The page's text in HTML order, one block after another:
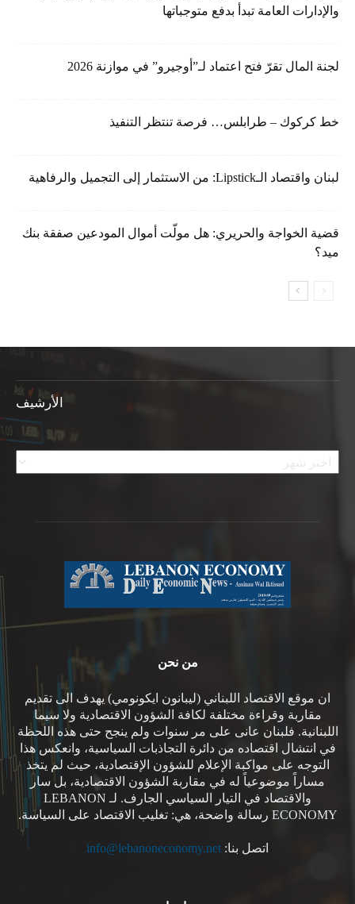
والإدارات العامة تبدأ بدفع متوجباتها
لجنة المال تقرّ فتح اعتماد لـ”أوجيرو” في موازنة 2026
خط كركوك – طرابلس… فرصة تنتظر التنفيذ
لبنان واقتصاد الـLipstick: من الاستثمار إلى التجميل والرفاهية
قضية الخواجة والحريري: هل مولّت أموال المودعين صفقة بنك
ميد؟
الأرشيف
الأرشيف
من نحن
ان موقع الاقتصاد اللبناني (ليبانون ايكونومي) يهدف الى تقديم
مقاربة وقراءة مختلفة لكافة الشؤون الاقتصادية ولا سيما
اللبنانية. فلبنان عانى على مر سنوات ولم ينجح حتى هذه اللحظة
في انتشال اقتصاده من دائرة التجاذبات السياسية، وانعكس هذا
التوجه على مواكبة الإعلام للشؤون الإقتصادية، حيث لم يتخذ
مساراً موضوعياً له في مقاربة الشؤون الاقتصادية، بل سار
والاقتصاد في التيار السياسي الجارف. لـ LEBANON
ECONOMY رسالة واضحة، هي: تغليب الاقتصاد على السياسة.
اتصل بنا: info@lebanoneconomy.net